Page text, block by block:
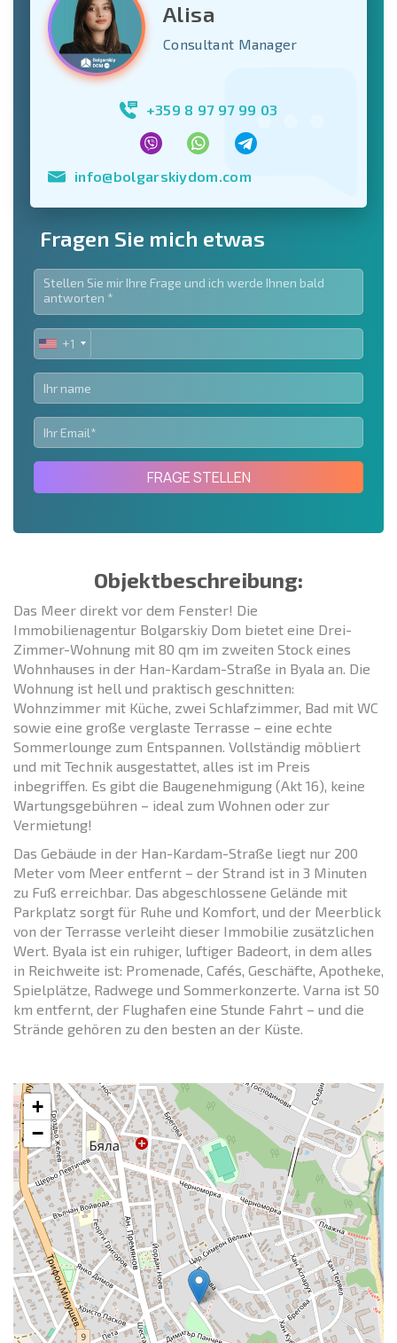
Alisa
Consultant Manager
+359 8 97 97 99 03
info@bolgarskiydom.com
Fragen Sie mich etwas
UNITED
STATES
+1
+1
FRAGE STELLEN
Objektbeschreibung:
Das Meer direkt vor dem Fenster! Die
Immobilienagentur Bolgarskiy Dom bietet eine Drei-
Zimmer-Wohnung mit 80 qm im zweiten Stock eines
Wohnhauses in der Han-Kardam-Straße in Byala an. Die
Wohnung ist hell und praktisch geschnitten:
Wohnzimmer mit Küche, zwei Schlafzimmer, Bad mit WC
sowie eine große verglaste Terrasse – eine echte
Sommerlounge zum Entspannen. Vollständig möbliert
und mit Technik ausgestattet, alles ist im Preis
inbegriffen. Es gibt die Baugenehmigung (Akt 16), keine
Wartungsgebühren – ideal zum Wohnen oder zur
Vermietung!
Das Gebäude in der Han-Kardam-Straße liegt nur 200
Meter vom Meer entfernt – der Strand ist in 3 Minuten
zu Fuß erreichbar. Das abgeschlossene Gelände mit
Parkplatz sorgt für Ruhe und Komfort, und der Meerblick
von der Terrasse verleiht dieser Immobilie zusätzlichen
Wert. Byala ist ein ruhiger, luftiger Badeort, in dem alles
in Reichweite ist: Promenade, Cafés, Geschäfte, Apotheke,
Spielplätze, Radwege und Sommerkonzerte. Varna ist 50
km entfernt, der Flughafen eine Stunde Fahrt – und die
Strände gehören zu den besten an der Küste.
+
−